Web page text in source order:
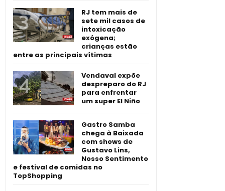
RJ tem mais de
sete mil casos de
intoxicação
exógena;
crianças estão
entre as principais vítimas
Vendaval expõe
despreparo do RJ
para enfrentar
um super El Niño
Gastro Samba
chega à Baixada
com shows de
Gustavo Lins,
Nosso Sentimento
e festival de comidas no
TopShopping